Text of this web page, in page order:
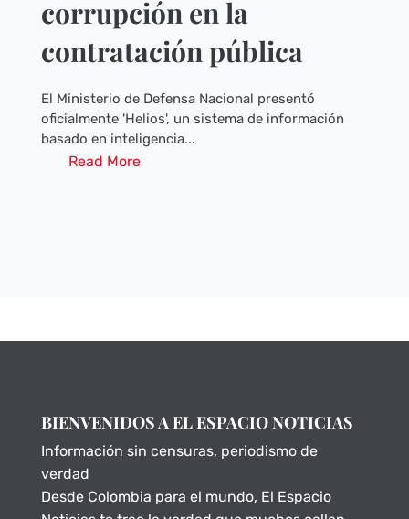
corrupción en la
contratación pública
El Ministerio de Defensa Nacional presentó
oficialmente 'Helios', un sistema de información
basado en inteligencia...
Read More
BIENVENIDOS A EL ESPACIO NOTICIAS
Información sin censuras, periodismo de
verdad
Desde Colombia para el mundo, El Espacio